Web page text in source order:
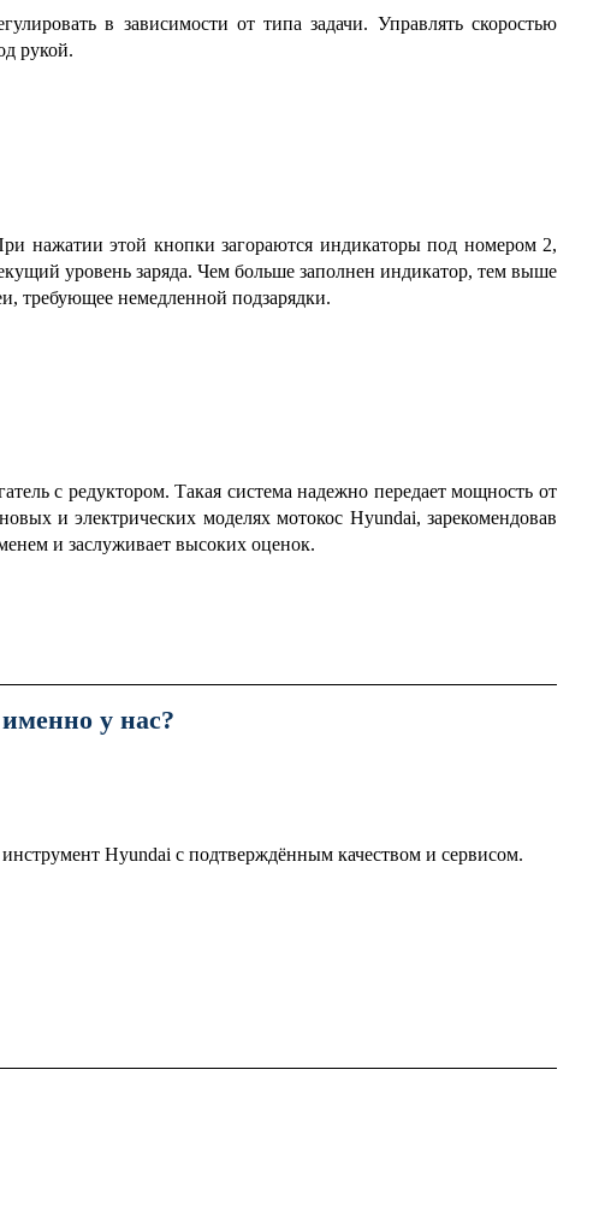
в зависимости от типа задачи. Управлять скоростью
рукой.
нажатии этой кнопки загораются индикаторы под номером 2,
уровень заряда. Чем больше заполнен индикатор, тем выше
требующее немедленной подзарядки.
с редуктором. Такая система надежно передает мощность от
и электрических моделях мотокос Hyundai, зарекомендовав
и заслуживает высоких оценок.
у нас?
Hyundai с подтверждённым качеством и сервисом.